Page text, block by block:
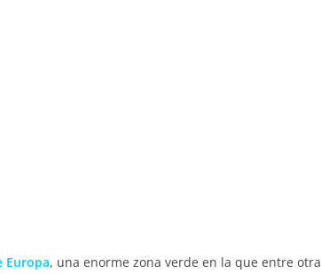
Europa, una enorme zona verde en la que entre